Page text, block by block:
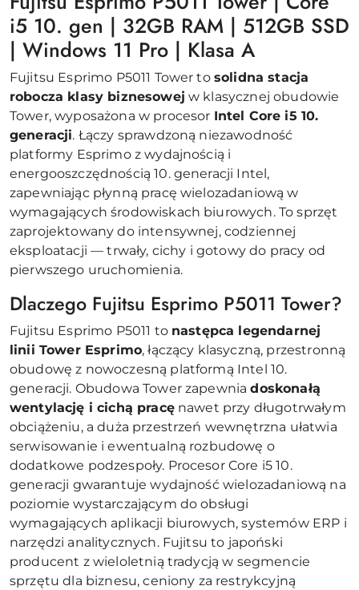
i5 10. gen | 32GB RAM | 512GB SSD
| Windows 11 Pro | Klasa A
Fujitsu Esprimo P5011 Tower to solidna stacja
robocza klasy biznesowej w klasycznej obudowie
Tower, wyposażona w procesor Intel Core i5 10.
generacji. Łączy sprawdzoną niezawodność
platformy Esprimo z wydajnością i
energooszczędnością 10. generacji Intel,
zapewniając płynną pracę wielozadaniową w
wymagających środowiskach biurowych. To sprzęt
zaprojektowany do intensywnej, codziennej
eksploatacji — trwały, cichy i gotowy do pracy od
pierwszego uruchomienia.
Dlaczego Fujitsu Esprimo P5011 Tower?
Fujitsu Esprimo P5011 to następca legendarnej
linii Tower Esprimo, łączący klasyczną, przestronną
obudowę z nowoczesną platformą Intel 10.
generacji. Obudowa Tower zapewniadoskonałą
wentylację i cichą pracęnawet przy długotrwałym
obciążeniu, a duża przestrzeń wewnętrzna ułatwia
serwisowanie i ewentualną rozbudowę o
dodatkowe podzespoły. Procesor Core i5 10.
generacji gwarantuje wydajność wielozadaniową na
poziomie wystarczającym do obsługi
wymagających aplikacji biurowych, systemów ERP i
narzędzi analitycznych. Fujitsu to japoński
producent z wieloletnią tradycją w segmencie
sprzętu dla biznesu, ceniony za restrykcyjną